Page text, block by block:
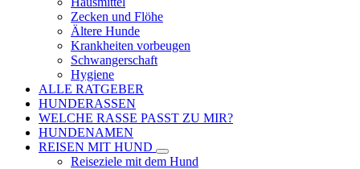
Zecken und Flöhe
Ältere Hunde
Krankheiten vorbeugen
Schwangerschaft
Hygiene
ALLE RATGEBER
HUNDERASSEN
WELCHE RASSE PASST ZU MIR?
HUNDENAMEN
REISEN MIT HUND
Reiseziele mit dem Hund